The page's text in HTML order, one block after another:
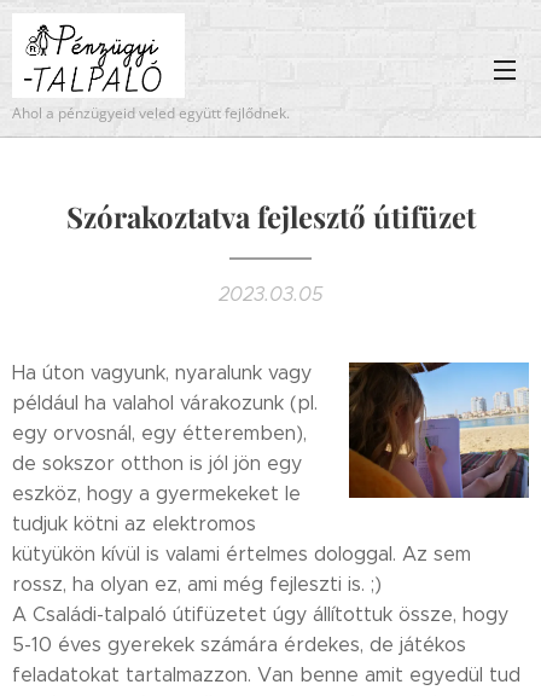
Ahol a pénzügyeid veled együtt fejlődnek.
Szórakoztatva fejlesztő útifüzet
2023.03.05
Ha úton vagyunk, nyaralunk vagy
például ha valahol várakozunk (pl.
egy orvosnál, egy étteremben),
de sokszor otthon is jól jön egy
eszköz, hogy a gyermekeket le
tudjuk kötni az elektromos
kütyükön kívül is valami értelmes dologgal. Az sem
rossz, ha olyan ez, ami még fejleszti is. ;)
A Családi-talpaló útifüzetet úgy állítottuk össze, hogy
5-10 éves gyerekek számára érdekes, de játékos
feladatokat tartalmazzon. Van benne amit egyedül tud